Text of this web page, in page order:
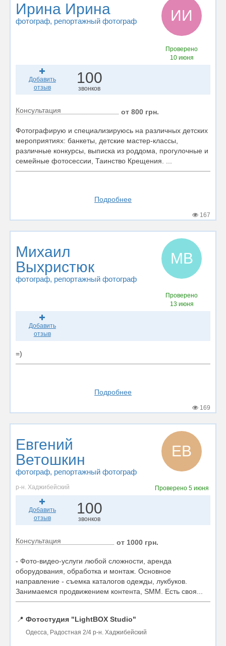
Ирина Ирина
фотограф, репортажный фотограф ИИ
Проверено
10 июня
Добавить
отзыв
100
звонков
Консультация от 800 грн.
Фотографирую и специализируюсь на различных детских
мероприятиях: банкеты, детские мастер-классы,
различные конкурсы, выписка из роддома, прогулочные и
семейные фотосессии, Таинство Крещения. ...
Подробнее
167
Михаил
Выхристюк
фотограф, репортажный фотограф
МВ
Проверено
13 июня
Добавить
отзыв
=)
Подробнее
169
Евгений
Ветошкин
фотограф, репортажный фотограф
ЕВ
р-н. Хаджибейский Проверено 5 июня
Добавить
отзыв
100
звонков
Консультация от 1000 грн.
- Фото-видео-услуги любой сложности, аренда
оборудования, обработка и монтаж. Основное
направление - съемка каталогов одежды, лукбуков.
Занимаемся продвижением контента, SMM. Есть своя...
📍 Фотостудия "LightBOX Studio"
Одесса, Радостная 2/4 р-н. Хаджибейский